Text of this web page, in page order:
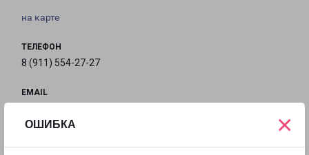
ОШИБКА ×
на карте
ТЕЛЕФОН
8 (911) 554-27-27
EMAIL